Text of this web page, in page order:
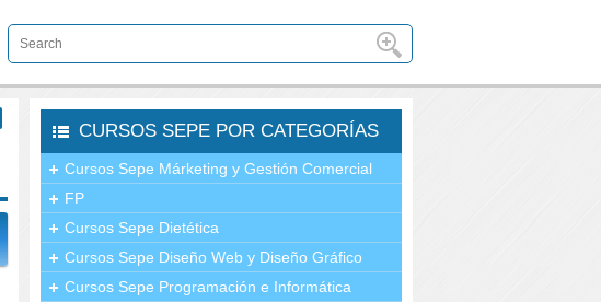
CURSOS SEPE POR CATEGORÍAS
Cursos Sepe Márketing y Gestión Comercial
FP
Cursos Sepe Dietética
Cursos Sepe Diseño Web y Diseño Gráfico
Cursos Sepe Programación e Informática